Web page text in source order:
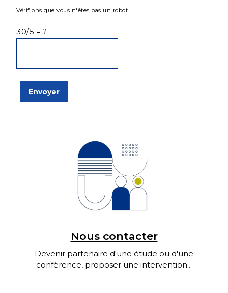
Vérifions que vous n'êtes pas un robot
30/5 = ?
Nous contacter
Devenir partenaire d'une étude ou d'une
conférence, proposer une intervention...